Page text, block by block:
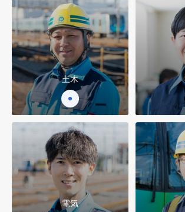
土木
電気